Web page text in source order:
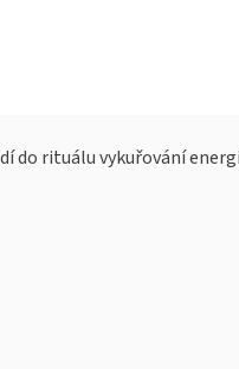
do rituálu vykuřování